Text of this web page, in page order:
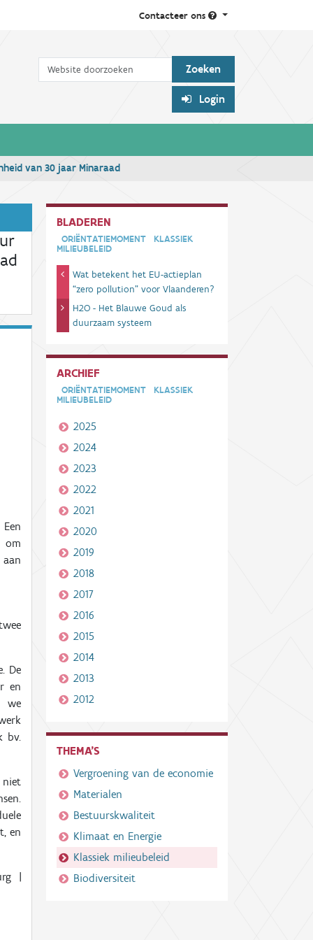
Contacteer ons
Zoek
Login
van 30 jaar Minaraad
om
De
en
we
bv.
en
|
BLADEREN
ORIËNTATIEMOMENT
KLASSIEK
MILIEUBELEID
Wat betekent het EU-actieplan
“zero pollution” voor Vlaanderen?
H2O - Het Blauwe Goud als
duurzaam systeem
ARCHIEF
ORIËNTATIEMOMENT
KLASSIEK
MILIEUBELEID
2025
2024
2023
2022
2021
2020
2019
2018
2017
2016
2015
2014
2013
2012
THEMA'S
Vergroening van de economie
Materialen
Bestuurskwaliteit
Klimaat en Energie
Klassiek milieubeleid
Biodiversiteit